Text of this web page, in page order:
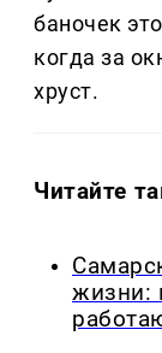
баночек
когда за
хруст.
Читайте
жизни: